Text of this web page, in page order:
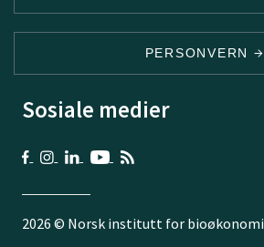
PERSONVERN
Sosiale medier
2026 © Norsk institutt for bioøkonomi